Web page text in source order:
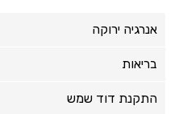
אנרגיה ירוקה
בריאות
התקנת דוד שמש